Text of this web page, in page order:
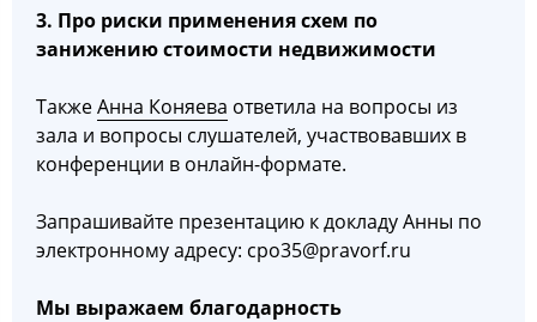
3. Про риски применения схем по
занижению стоимости недвижимости
ТакжеАнна Коняева ответила на вопросы из
зала и вопросы слушателей, участвовавших в
конференции в онлайн-формате.
Запрашивайте презентацию к докладу Анны по
электронному адресу: cpo35@pravorf.ru
Мы выражаем благодарность